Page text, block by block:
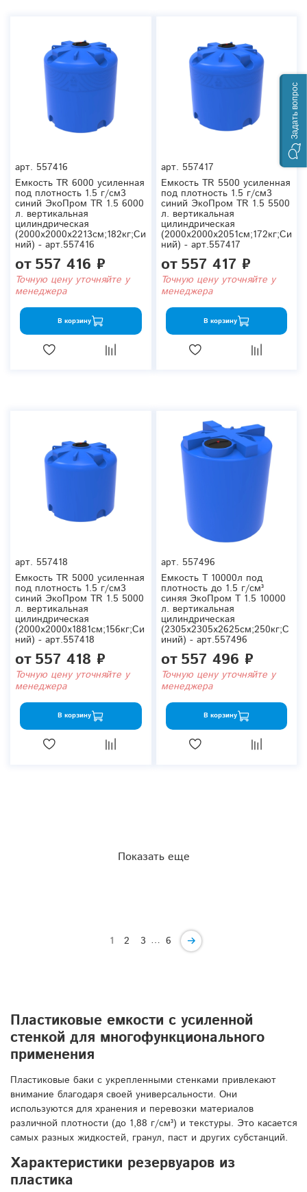
арт. 557416
Емкость TR 6000 усиленная
под плотность 1.5 г/см3
синий ЭкоПром TR 1.5 6000
л. вертикальная
цилиндрическая
(2000x2000x2213см;182кг;Си
ний) - арт.557416
от557 416 ₽
Точную цену уточняйте у
менеджера
В корзину
арт. 557417
Емкость TR 5500 усиленная
под плотность 1.5 г/см3
синий ЭкоПром TR 1.5 5500
л. вертикальная
цилиндрическая
(2000x2000x2051см;172кг;Си
ний) - арт.557417
от557 417 ₽
Точную цену уточняйте у
менеджера
В корзину
арт. 557418
Емкость TR 5000 усиленная
под плотность 1.5 г/см3
синий ЭкоПром TR 1.5 5000
л. вертикальная
цилиндрическая
(2000x2000x1881см;156кг;Си
ний) - арт.557418
от557 418 ₽
Точную цену уточняйте у
менеджера
В корзину
арт. 557496
Емкость T 10000л под
плотность до 1.5 г/см³
синяя ЭкоПром T 1.5 10000
л. вертикальная
цилиндрическая
(2305x2305x2625см;250кг;С
иний) - арт.557496
от557 496 ₽
Точную цену уточняйте у
менеджера
В корзину
Показать еще
1 2 3 … 6
Пластиковые емкости с усиленной
стенкой для многофункционального
применения
Пластиковые баки с укрепленными стенками привлекают
внимание благодаря своей универсальности. Они
используются для хранения и перевозки материалов
различной плотности (до 1,88 г/см³) и текстуры. Это касается
самых разных жидкостей, гранул, паст и других субстанций.
Характеристики резервуаров из
пластика
Задать вопрос